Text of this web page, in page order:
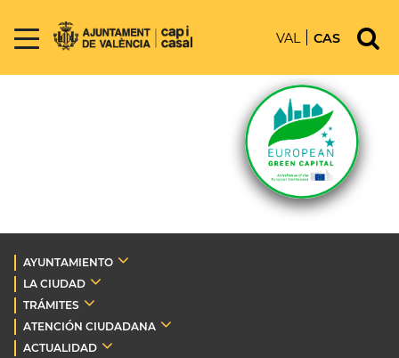
VAL CAS
AYUNTAMIENTO
LA CIUDAD
TRÁMITES
ATENCIÓN CIUDADANA
ACTUALIDAD